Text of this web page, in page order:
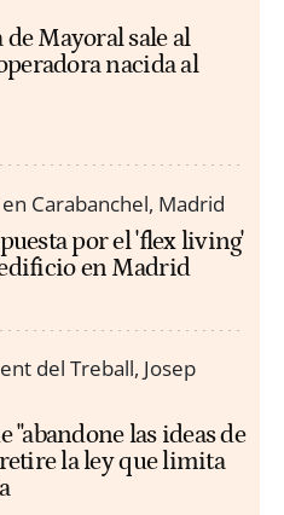
Mayoral sale al
nacida al
por el 'flex living'
en Madrid
"abandone las ideas de
la ley que limita